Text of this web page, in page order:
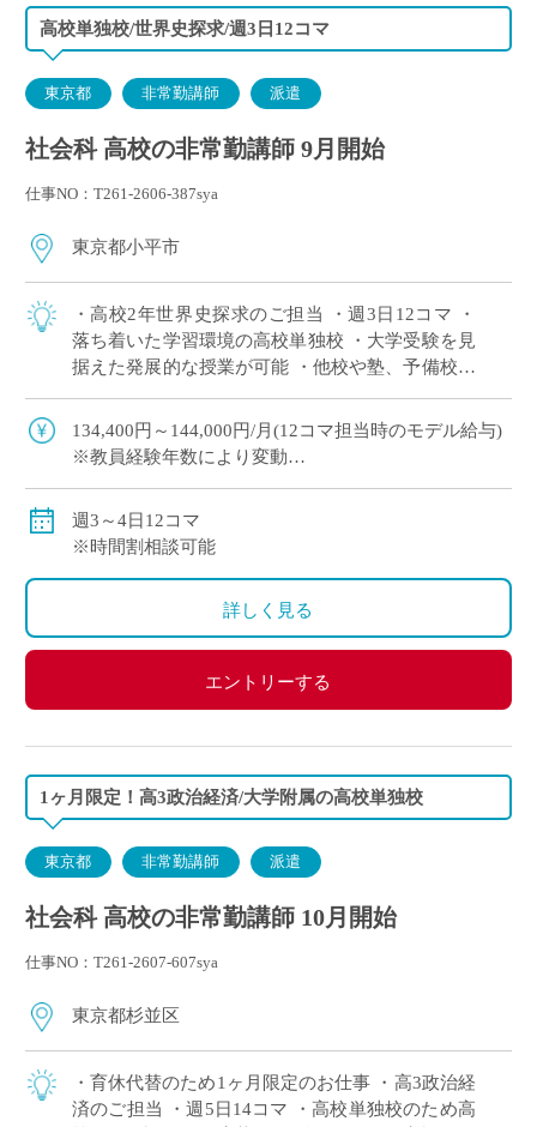
高校単独校/世界史探求/週3日12コマ
東京都 非常勤講師 派遣
社会科 高校の非常勤講師 9月開始
仕事NO：T261-2606-387sya
東京都小平市
・高校2年世界史探求のご担当 ・週3日12コマ ・
落ち着いた学習環境の高校単独校 ・大学受験を見
据えた発展的な授業が可能 ・他校や塾、予備校と
134,400円～144,000円/月(12コマ担当時のモデル給与)
※教員経験年数により変動
週3～4日12コマ
※時間割相談可能
詳しく見る
エントリーする
1ヶ月限定！高3政治経済/大学附属の高校単独校
東京都 非常勤講師 派遣
社会科 高校の非常勤講師 10月開始
仕事NO：T261-2607-607sya
東京都杉並区
・育休代替のため1ヶ月限定のお仕事 ・高3政治経
済のご担当 ・週5日14コマ ・高校単独校のため高